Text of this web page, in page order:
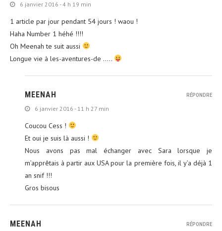
6 janvier 2016 - 4 h 19 min
1 article par jour pendant 54 jours ! waou !
Haha Number 1 héhé !!!!
Oh Meenah te suit aussi
Longue vie à les-aventures-de …..
MEENAH
6 janvier 2016 - 11 h 27 min
Coucou Cess !
Et oui je suis là aussi !
Nous avons pas mal échanger avec Sara lorsque je
m’apprêtais à partir aux USA pour la première fois, il y’a déjà 1
an snif !!!
Gros bisous
RÉPONDRE
MEENAH RÉPONDRE